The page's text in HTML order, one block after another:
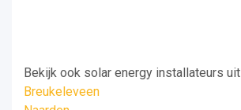
Bekijk ook solar energy installateurs uit
Breukeleveen